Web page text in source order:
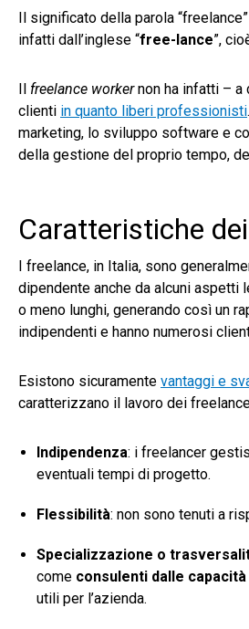
Il significato della parola
infatti dall’inglese “free-lance”,
freelance workernon ha infatti –
clienti in quanto liberi professionisti
marketing, lo sviluppo software e
della gestione del proprio tempo,
Caratteristiche
I freelance, in Italia, sono
dipendente anche da alcuni aspetti
o meno lunghi, generando così un
indipendenti e hanno numerosi
Esistono sicuramente vantaggi e
caratterizzano il lavoro dei
Indipendenza: i freelancer
eventuali tempi di progetto.
Flessibilità: non sono tenuti a
Specializzazione o
come consulenti dalle
utili per l’azienda.